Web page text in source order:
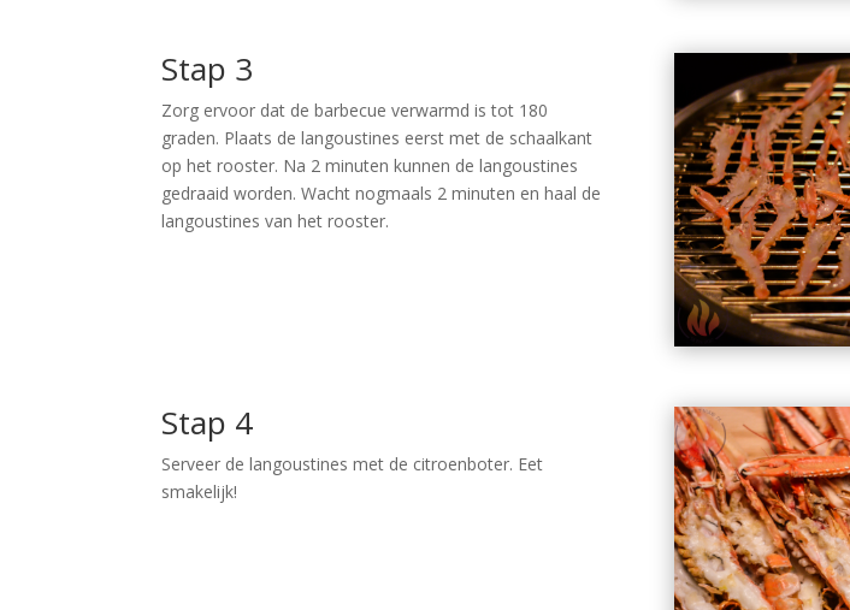
Stap 3
Zorg ervoor dat de barbecue verwarmd is tot 180
graden. Plaats de langoustines eerst met de schaalkant
op het rooster. Na 2 minuten kunnen de langoustines
gedraaid worden. Wacht nogmaals 2 minuten en haal de
langoustines van het rooster.
Stap 4
Serveer de langoustines met de citroenboter. Eet
smakelijk!